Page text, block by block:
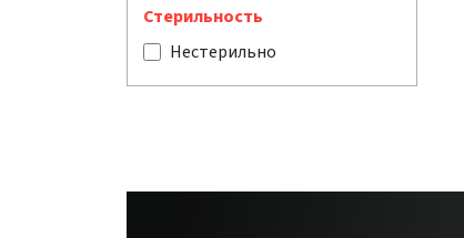
Стерильность
Нестерильно